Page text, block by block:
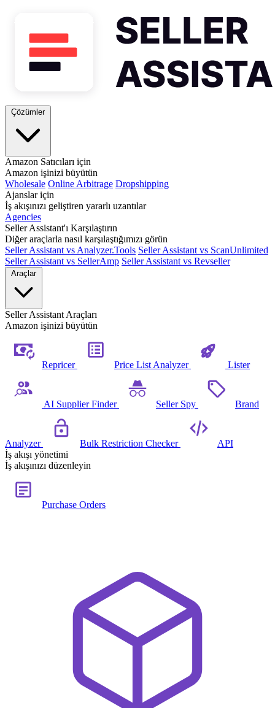
Çözümler
Amazon Satıcıları için
Amazon işinizi büyütün
Wholesale Online Arbitrage Dropshipping
Ajanslar için
İş akışınızı geliştiren yararlı uzantılar
Agencies
Seller Assistant'ı Karşılaştırın
Diğer araçlarla nasıl karşılaştığımızı görün
Seller Assistant vs Analyzer.Tools Seller Assistant vs ScanUnlimited
Seller Assistant vs SellerAmp Seller Assistant vs Revseller
Araçlar
Seller Assistant Araçları
Amazon işinizi büyütün
Repricer Price List Analyzer Lister
AI Supplier Finder Seller Spy Brand
Analyzer Bulk Restriction Checker
API
İş akışı yönetimi
İş akışınızı düzenleyin
Purchase Orders